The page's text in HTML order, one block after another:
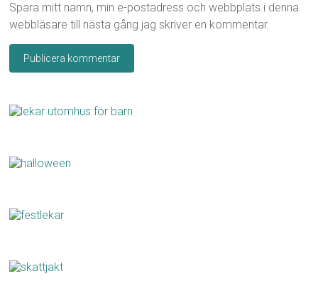
Spara mitt namn, min e-postadress och webbplats i denna
webbläsare till nästa gång jag skriver en kommentar.